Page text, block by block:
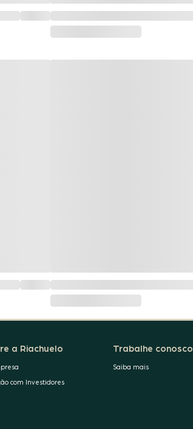
a Riachuelo
com Investidores
Trabalhe conosco
Saiba mais